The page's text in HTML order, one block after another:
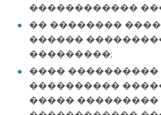
������������
�� ��������
������
���������;
���� ����������
����������
����� ���������